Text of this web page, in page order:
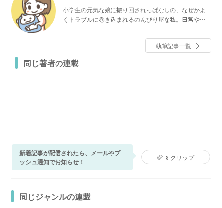
小学生の元気な娘に振り回されっぱなしの、なぜかよ
くトラブルに巻き込まれるのんびり屋な私。日常や体
執筆記事一覧
同じ著者の連載
新着記事が配信されたら、メールやプ
ッシュ通知でお知らせ！
8 クリップ
同じジャンルの連載